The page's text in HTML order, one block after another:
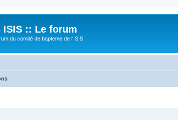
ISIS :: Le forum
du comité de bapteme de l'ISIS